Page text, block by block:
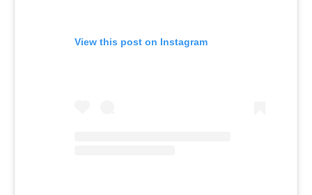
View this post on Instagram